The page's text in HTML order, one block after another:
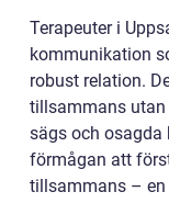
Terapeuter i
kommunikation
robust relation.
tillsammans utan
sägs och osagda
förmågan att
tillsammans – en